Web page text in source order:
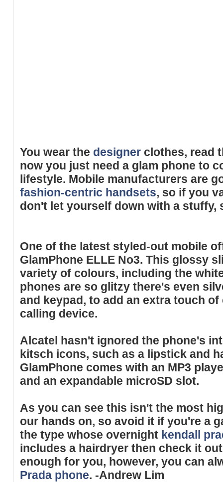
You wear the designer clothes, read
now you just need a glam phone to
lifestyle. Mobile manufacturers are
fashion-centric handsets, so if you
don't let yourself down with a stuffy,
One of the latest styled-out mobile
GlamPhone ELLE No3. This glossy
variety of colours, including the
phones are so glitzy there's even
and keypad, to add an extra touch
calling device.
Alcatel hasn't ignored the phone's
kitsch icons, such as a lipstick and
GlamPhone comes with an MP3
and an expandable microSD slot.
As you can see this isn't the most
our hands on, so avoid it if you're a
the type whose overnight kendall
includes a hairdryer then check it
enough for you, however, you can
Prada phone. -Andrew Lim